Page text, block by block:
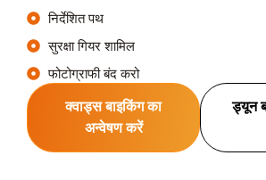
निर्देशित पथ
सुरक्षा गियर शामिल
फोटोग्राफी बंद करो
क्वाड्स बाइकिंग का
अन्वेषण करें
ड्यून